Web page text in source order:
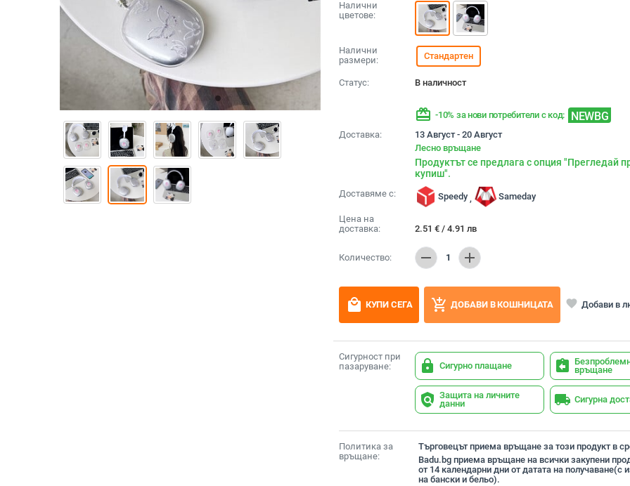
Налични
цветове:
Налични
размери:
Стандартен
Статус: В наличност
redeem -10% за нови потребители с код: NEWBG
Доставка:
13 Август - 20 Август
Лесно връщане
Продуктът се предлага с опция "Прегледай
купиш".
Доставяме с: Speedy , Sameday
Цена на
доставка:
2.51 € / 4.91 лв
Количество: remove 1 add
local_mall КУПИ СЕГА add_shopping_cart ДОБАВИ В КОШНИЦАТА favorite Добави в
Сигурност при
пазаруване:
lock Сигурно плащане assignment_return връщане
policy Защита на личните
данни
local_shipping Сигурна
Политика за
връщане:
Търговецът приема връщане за този продукт в
Badu.bg приема връщане на всички закупени
от 14 календарни дни от датата на получаване(с
на бански и бельо).